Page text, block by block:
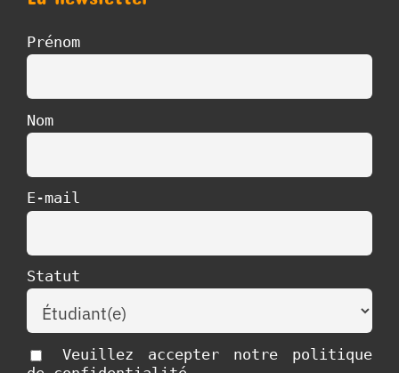
Prénom
Nom
E-mail
Statut
Veuillez accepter notre politique